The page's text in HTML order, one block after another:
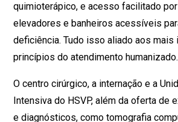
quimioterápico, e acesso facilitado
elevadores e banheiros acessíveis
deficiência. Tudo isso aliado aos mais
princípios do atendimento humanizado.
O centro cirúrgico, a internação e a
Intensiva do HSVP, além da oferta de
e diagnósticos, como tomografia